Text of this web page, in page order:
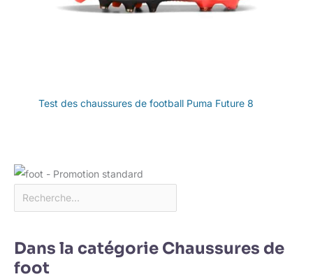
Test des chaussures de football Puma Future 8
Dans la catégorie Chaussures de
foot